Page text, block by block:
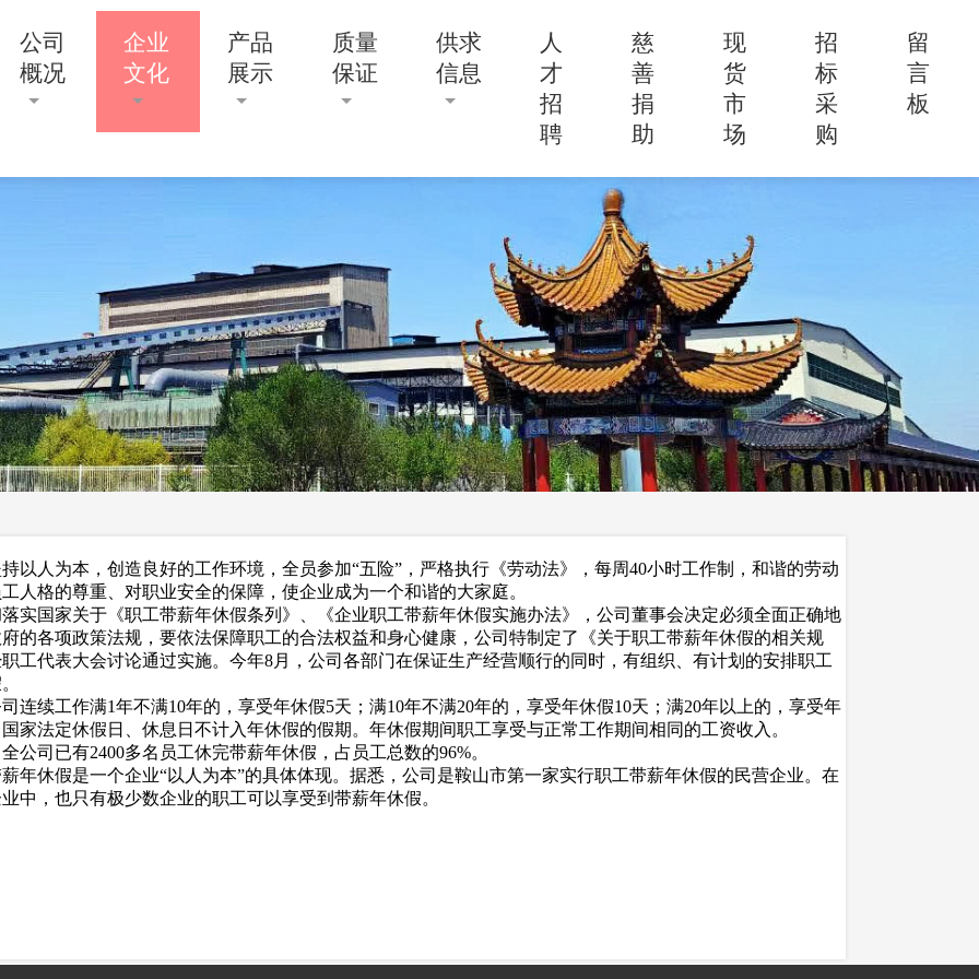
公司
概况
企业
文化
产品
展示
质量
保证
供求
信息
人
才
招
聘
慈
善
捐
助
现
货
市
场
招
标
采
购
留
言
板
为本，创造良好的工作环境，全员参加“五险”，严格执行《劳动法》，每周40小时工作制，和谐的劳动
人格的尊重、对职业安全的保障，使企业成为一个和谐的大家庭。
国家关于《职工带薪年休假条列》、《企业职工带薪年休假实施办法》，公司董事会决定必须全面正确地
的各项政策法规，要依法保障职工的合法权益和身心健康，公司特制定了《关于职工带薪年休假的相关规
工代表大会讨论通过实施。今年8月，公司各部门在保证生产经营顺行的同时，有组织、有计划的安排职工
工作满1年不满10年的，享受年休假5天；满10年不满20年的，享受年休假10天；满20年以上的，享受年
家法定休假日、休息日不计入年休假的假期。年休假期间职工享受与正常工作期间相同的工资收入。
公司已有2400多名员工休完带薪年休假，占员工总数的96%。
休假是一个企业“以人为本”的具体体现。据悉，公司是鞍山市第一家实行职工带薪年休假的民营企业。在
中，也只有极少数企业的职工可以享受到带薪年休假。